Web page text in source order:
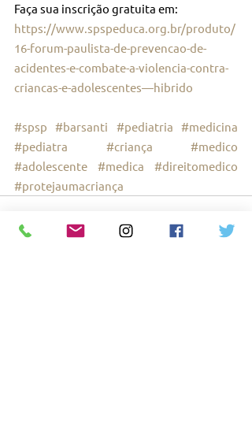
Faça sua inscrição gratuita em:
https://www.spspeduca.org.br/produto/
16-forum-paulista-de-prevencao-de-
acidentes-e-combate-a-violencia-contra-
criancas-e-adolescentes—hibrido
#spsp #barsanti #pediatria #medicina
#pediatra
#criança
#medico
#adolescente
#medica
#direitomedico
#protejaumacriança